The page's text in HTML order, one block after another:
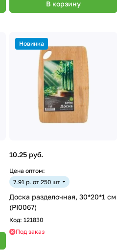
В корзину
Новинка
10.25 руб.
Цена оптом:
7.91 р. от 250 шт
Доска разделочная, 30*20*1 см
(PI0067)
Код: 121830
Под заказ